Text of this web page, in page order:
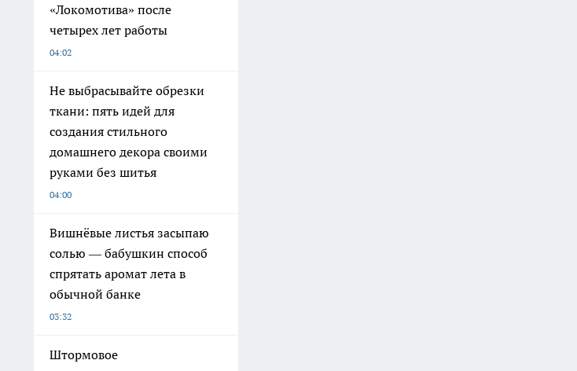
«Локомотива» после
четырех лет работы
04:02
Не выбрасывайте обрезки
ткани: пять идей для
создания стильного
домашнего декора своими
руками без шитья
04:00
Вишнёвые листья засыпаю
солью — бабушкин способ
спрятать аромат лета в
обычной банке
03:32
Штормовое